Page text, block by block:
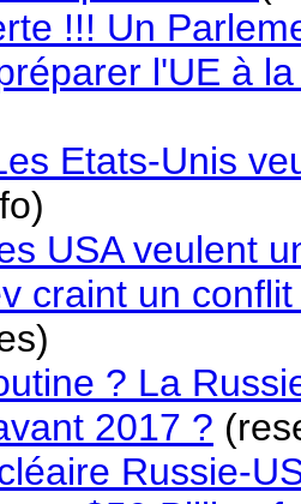
!!! Un
l'UE à
Etats-Unis
USA veulent
craint un
? La
2017 ?
Russie-